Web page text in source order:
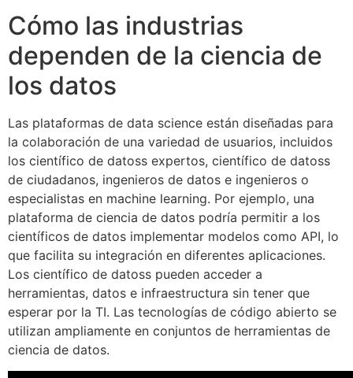
Cómo las industrias
dependen de la ciencia de
los datos
Las plataformas de data science están diseñadas para
la colaboración de una variedad de usuarios, incluidos
los científico de datoss expertos, científico de datoss
de ciudadanos, ingenieros de datos e ingenieros o
especialistas en machine learning. Por ejemplo, una
plataforma de ciencia de datos podría permitir a los
científicos de datos implementar modelos como API, lo
que facilita su integración en diferentes aplicaciones.
Los científico de datoss pueden acceder a
herramientas, datos e infraestructura sin tener que
esperar por la TI. Las tecnologías de código abierto se
utilizan ampliamente en conjuntos de herramientas de
ciencia de datos.